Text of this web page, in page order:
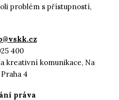
problém s přístupností,
400
kreativní komunikace, Na
4
práva